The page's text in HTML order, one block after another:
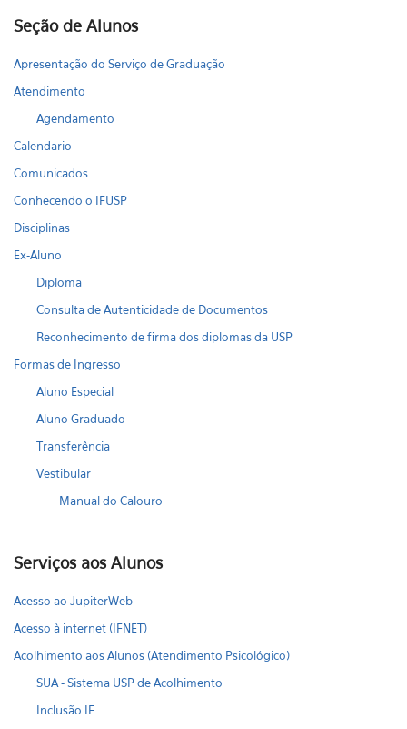
Seção de Alunos
Apresentação do Serviço de Graduação
Atendimento
Agendamento
Calendario
Comunicados
Conhecendo o IFUSP
Disciplinas
Ex-Aluno
Diploma
Consulta de Autenticidade de Documentos
Reconhecimento de firma dos diplomas da USP
Formas de Ingresso
Aluno Especial
Aluno Graduado
Transferência
Vestibular
Manual do Calouro
Serviços aos Alunos
Acesso ao JupiterWeb
Acesso à internet (IFNET)
Acolhimento aos Alunos (Atendimento Psicológico)
SUA - Sistema USP de Acolhimento
Inclusão IF